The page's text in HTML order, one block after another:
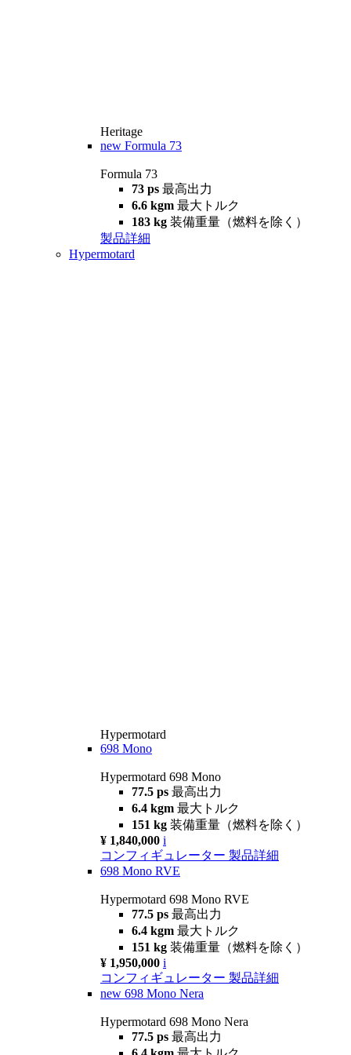
Heritage
new Formula 73
Formula 73
73 ps 最高出力
6.6 kgm 最大トルク
183 kg 装備重量（燃料を除く）
製品詳細
Hypermotard
Hypermotard
698 Mono
Hypermotard 698 Mono
77.5 ps 最高出力
6.4 kgm 最大トルク
151 kg 装備重量（燃料を除く）
¥ 1,840,000 i
コンフィギュレーター 製品詳細
698 Mono RVE
Hypermotard 698 Mono RVE
77.5 ps 最高出力
6.4 kgm 最大トルク
151 kg 装備重量（燃料を除く）
¥ 1,950,000 i
コンフィギュレーター 製品詳細
new 698 Mono Nera
Hypermotard 698 Mono Nera
77.5 ps 最高出力